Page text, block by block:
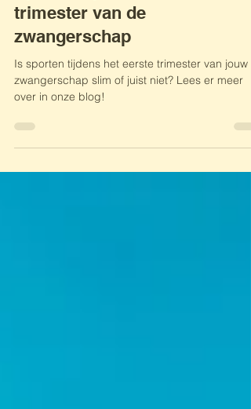
Sporten tijdens het eerste
trimester van de
zwangerschap
Is sporten tijdens het eerste trimester van jouw
over in onze blog!